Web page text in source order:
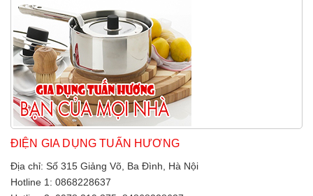
ĐIỆN GIA DỤNG TUẤN HƯƠNG
Địa chỉ: Số 315 Giảng Võ, Ba Đình, Hà Nội
Hotline 1: 0868228637